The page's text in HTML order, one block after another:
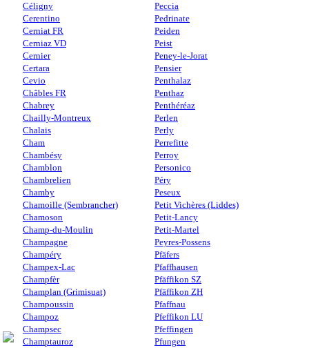
Céligny
Cerentino
Cerniat FR
Cerniaz VD
Cernier
Certara
Cevio
Châbles FR
Chabrey
Chailly-Montreux
Chalais
Cham
Chambésy
Chamblon
Chambrelien
Chamby
Chamoille (Sembrancher)
Chamoson
Champ-du-Moulin
Champagne
Champéry
Champex-Lac
Champfèr
Champlan (Grimisuat)
Champoussin
Champoz
Champsec
Champtauroz
Peccia
Pedrinate
Peiden
Peist
Peney-le-Jorat
Pensier
Penthalaz
Penthaz
Penthéréaz
Perlen
Perly
Perrefitte
Perroy
Personico
Péry
Peseux
Petit Vichères (Liddes)
Petit-Lancy
Petit-Martel
Peyres-Possens
Pfäfers
Pfaffhausen
Pfäffikon SZ
Pfäffikon ZH
Pfaffnau
Pfeffikon LU
Pfeffingen
Pfungen